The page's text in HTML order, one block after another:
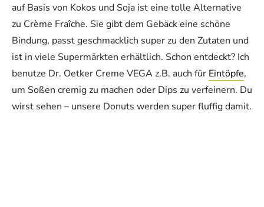
auf Basis von Kokos und Soja ist eine tolle Alternative
zu Crème Fraîche. Sie gibt dem Gebäck eine schöne
Bindung, passt geschmacklich super zu den Zutaten und
ist in viele Supermärkten erhältlich. Schon entdeckt? Ich
benutze Dr. Oetker Creme VEGA z.B. auch für Eintöpfe,
um Soßen cremig zu machen oder Dips zu verfeinern. Du
wirst sehen – unsere Donuts werden super fluffig damit.